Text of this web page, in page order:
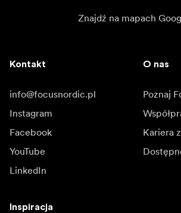
Znajdź na mapach
Kontakt
info@focusnordic.pl
Instagram
Facebook
YouTube
LinkedIn
O nas
Poznaj
Kariera
Inspiracja